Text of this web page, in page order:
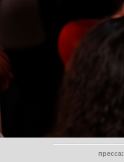
пресса: